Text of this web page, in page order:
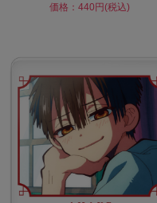
価格：440円(税込)